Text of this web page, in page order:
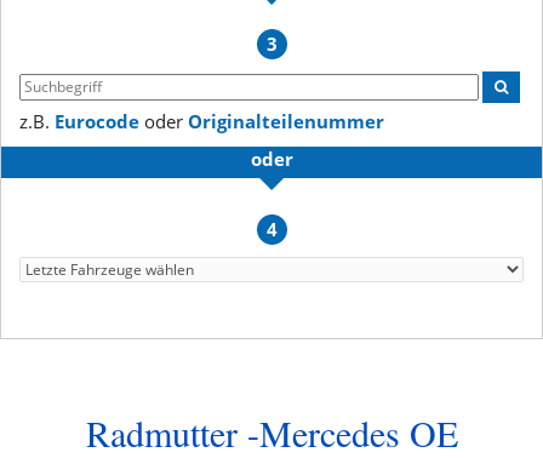
3
z.B. Eurocode oder Originalteilenummer
oder
4
Radmutter -Mercedes OE